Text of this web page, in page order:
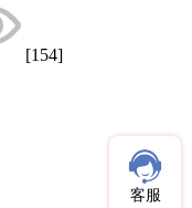
[154]
客服